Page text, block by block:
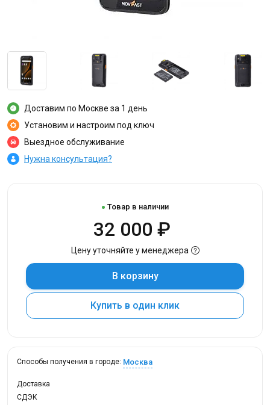
Доставим по Москве за 1 день
Установим и настроим под ключ
Выездное обслуживание
Нужна консультация?
Товар в наличии
32 000 ₽
Цену уточняйте у менеджера
В корзину
Купить в один клик
Способы получения в городе: Москва
Доставка
СДЭК